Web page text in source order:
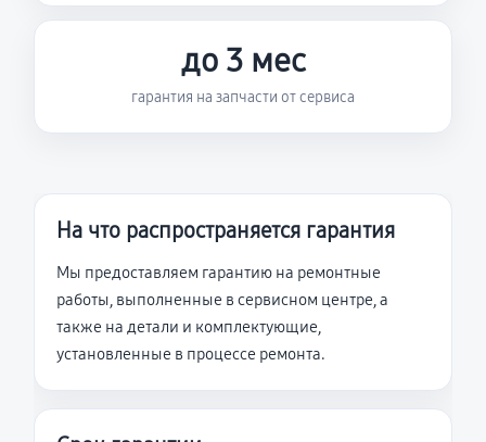
до 3 мес
гарантия на запчасти от сервиса
На что распространяется гарантия
Мы предоставляем гарантию на ремонтные
работы, выполненные в сервисном центре, а
также на детали и комплектующие,
установленные в процессе ремонта.